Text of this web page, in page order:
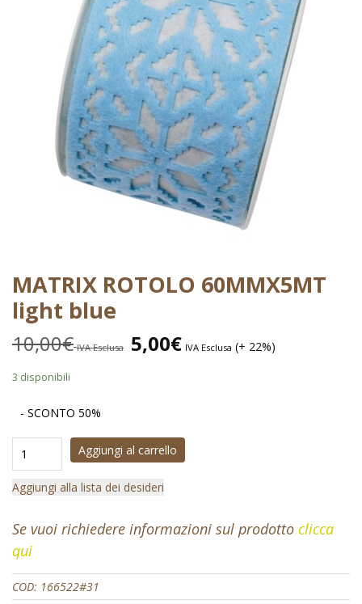
MATRIX ROTOLO 60MMX5MT
light blue
10,00€ IVA Esclusa 5,00€ IVA Esclusa (+ 22%)
3 disponibili
- SCONTO 50%
Aggiungi al carrello
Aggiungi alla lista dei desideri
Se vuoi richiedere informazioni sul prodotto clicca
qui
COD: 166522#31